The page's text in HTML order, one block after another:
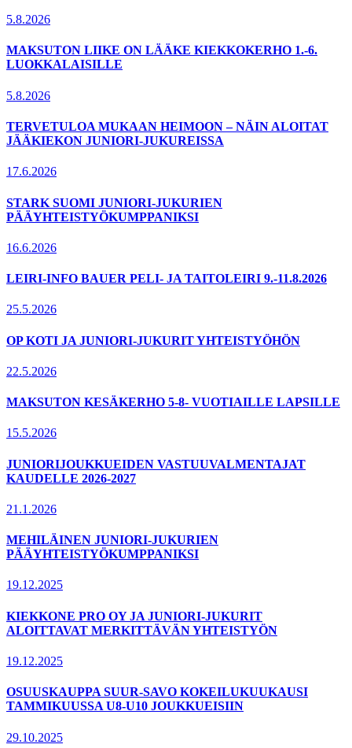
5.8.2026
MAKSUTON LIIKE ON LÄÄKE KIEKKOKERHO 1.-6.
LUOKKALAISILLE
5.8.2026
TERVETULOA MUKAAN HEIMOON – NÄIN ALOITAT
JÄÄKIEKON JUNIORI-JUKUREISSA
17.6.2026
STARK SUOMI JUNIORI-JUKURIEN
PÄÄYHTEISTYÖKUMPPANIKSI
16.6.2026
LEIRI-INFO BAUER PELI- JA TAITOLEIRI 9.-11.8.2026
25.5.2026
OP KOTI JA JUNIORI-JUKURIT YHTEISTYÖHÖN
22.5.2026
MAKSUTON KESÄKERHO 5-8- VUOTIAILLE LAPSILLE
15.5.2026
JUNIORIJOUKKUEIDEN VASTUUVALMENTAJAT
KAUDELLE 2026-2027
21.1.2026
MEHILÄINEN JUNIORI-JUKURIEN
PÄÄYHTEISTYÖKUMPPANIKSI
19.12.2025
KIEKKONE PRO OY JA JUNIORI-JUKURIT
ALOITTAVAT MERKITTÄVÄN YHTEISTYÖN
19.12.2025
OSUUSKAUPPA SUUR-SAVO KOKEILUKUUKAUSI
TAMMIKUUSSA U8-U10 JOUKKUEISIIN
29.10.2025